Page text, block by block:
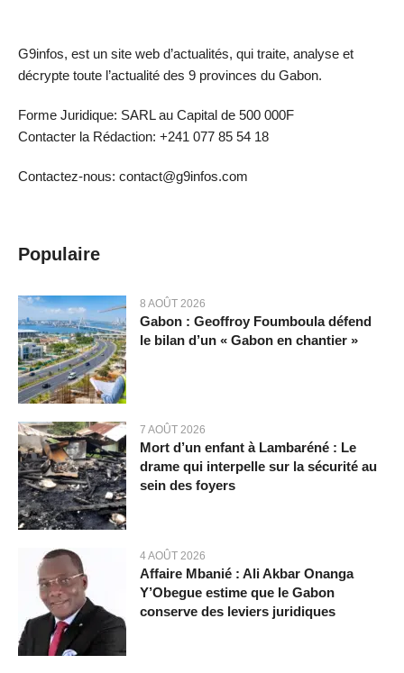
G9infos, est un site web d’actualités, qui traite, analyse et
décrypte toute l’actualité des 9 provinces du Gabon.
Forme Juridique: SARL au Capital de 500 000F
Contacter la Rédaction: +241 077 85 54 18
Contactez-nous: contact@g9infos.com
Populaire
8 AOÛT 2026
Gabon : Geoffroy Foumboula défend
le bilan d’un « Gabon en chantier »
7 AOÛT 2026
Mort d’un enfant à Lambaréné : Le
drame qui interpelle sur la sécurité au
sein des foyers
4 AOÛT 2026
Affaire Mbanié : Ali Akbar Onanga
Y’Obegue estime que le Gabon
conserve des leviers juridiques